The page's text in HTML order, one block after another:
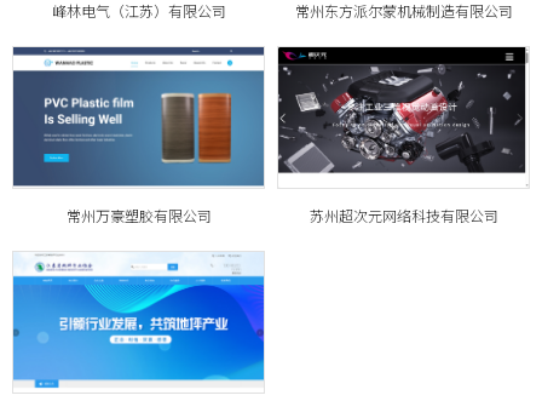
峰林电气（江苏）有限公司 常州东方派尔蒙机械制造有限公司
常州万豪塑胶有限公司 苏州超次元网络科技有限公司